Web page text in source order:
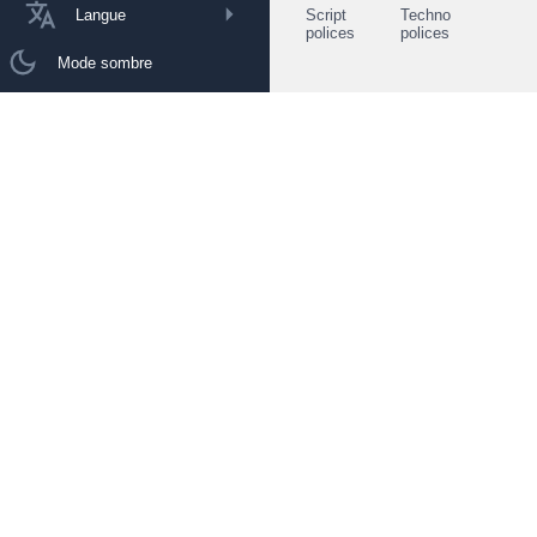
Langue
Mode sombre
Script
polices
Techno
polices